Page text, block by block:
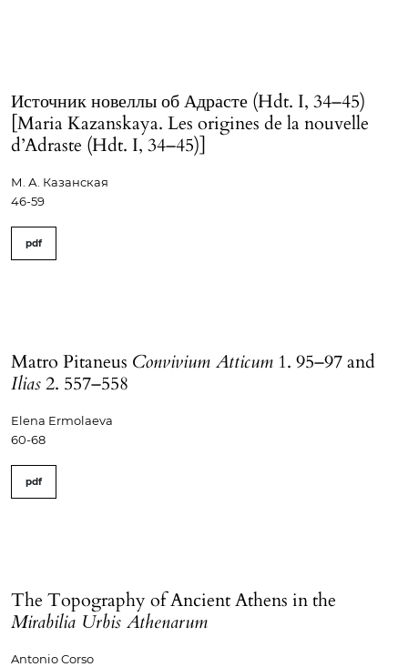
Источник новеллы об Адрасте (Hdt. I, 34–45)
[Maria Kazanskaya. Les origines de la nouvelle
d’Adraste (Hdt. I, 34–45)]
М. А. Казанская
46-59
pdf
Matro Pitaneus Convivium Atticum 1. 95–97 and
Ilias2. 557–558
Elena Ermolaeva
60-68
pdf
The Topography of Ancient Athens in the
Mirabilia Urbis Athenarum
Antonio Corso